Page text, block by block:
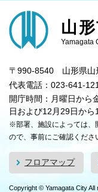
山
Yamagata
〒990-8540 山形県山
代表電話：023-641-
開庁時間：月曜日から
日および12月29日から
※部署、施設によっては、
ので、事前にご確認くださ
フロアマップ
Copyright © Yamagata City All